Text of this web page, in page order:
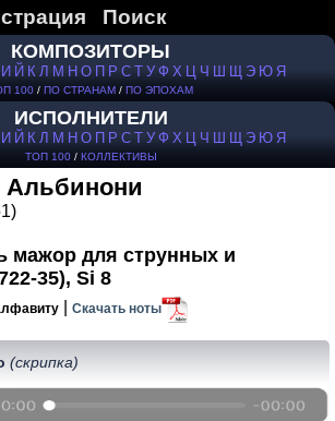
Поиск
КОМПОЗИТОРЫ
И Й К Л М Н О П Р С Т У Ф Х Ц Ч Ш Щ Э Ю Я
100 / ПО СТРАНАМ / ПО ЭПОХАМ
ИСПОЛНИТЕЛИ
И Й К Л М Н О П Р С Т У Ф Х Ц Ч Ш Щ Э Ю Я
ТОП 100/ КОЛЛЕКТИВЫ
Альбинони
мажор для струнных и
35), Si 8
Скачать ноты
(скрипка)